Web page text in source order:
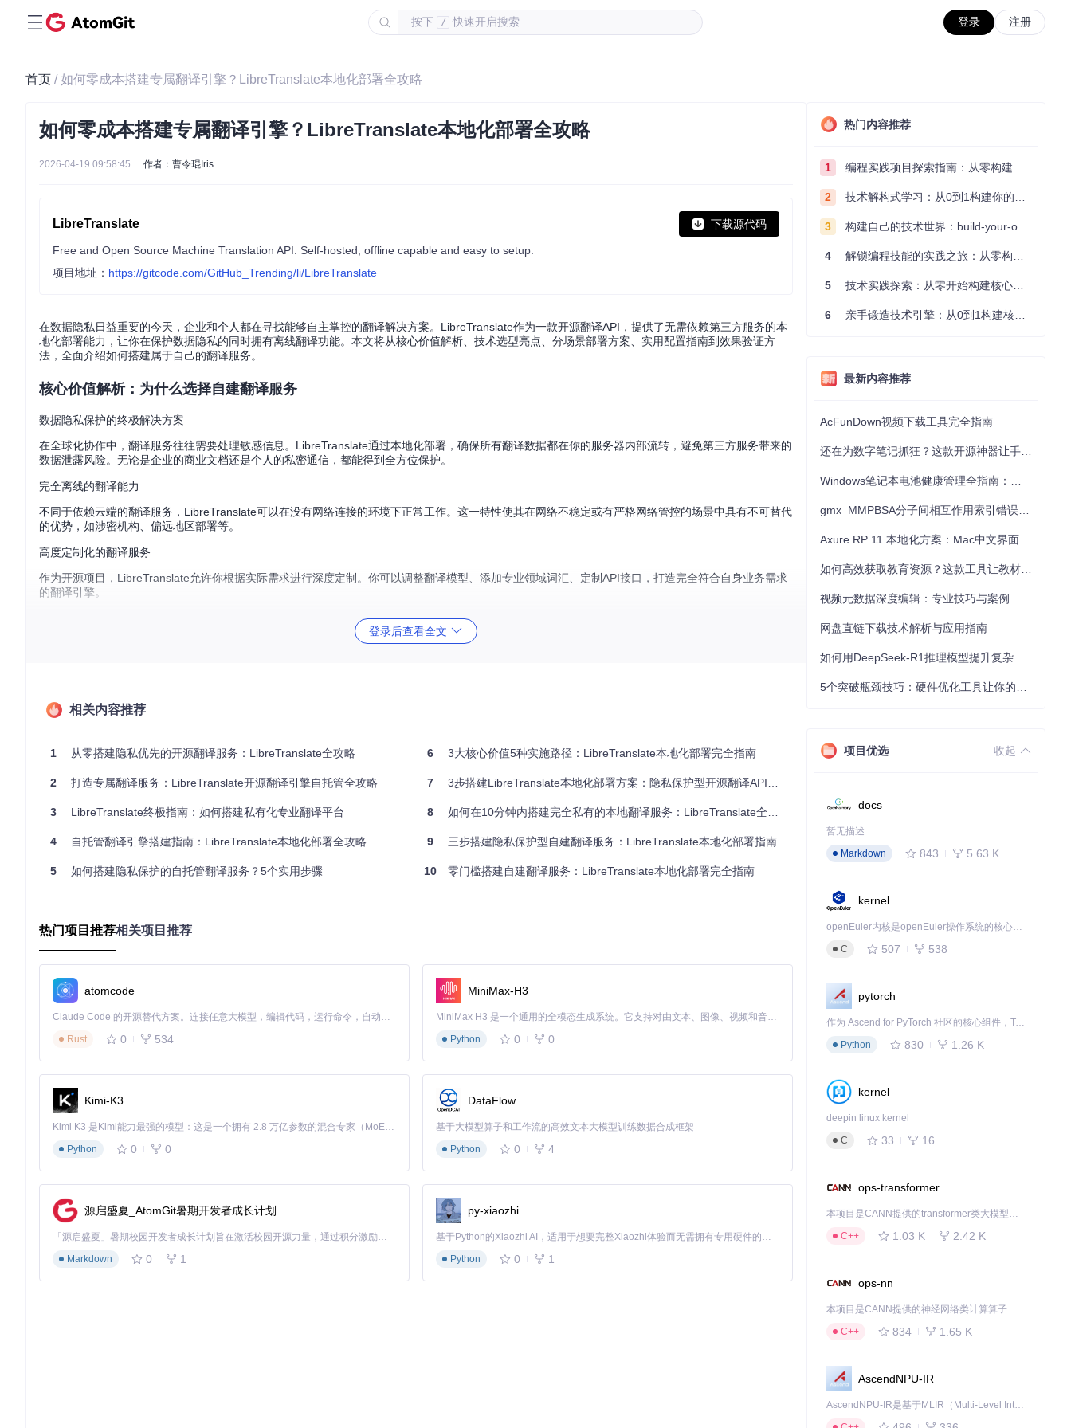
按下 / 快速开启搜索 登录 注册
首页 / 如何零成本搭建专属翻译引擎？LibreTranslate本地化部署全攻略
如何零成本搭建专属翻译引擎？LibreTranslate本地化部署全攻略
2026-04-19 09:58:45 作者：曹令琨Iris
LibreTranslate 下载源代码
Free and Open Source Machine Translation API. Self-hosted, offline capable and easy to setup.
项目地址： https://gitcode.com/GitHub_Trending/li/LibreTranslate
在数据隐私日益重要的今天，企业和个人都在寻找能够自主掌控的翻译解决方案。LibreTranslate作为一款开源翻译API，提供了无需依赖第三方服务的本
地化部署能力，让你在保护数据隐私的同时拥有离线翻译功能。本文将从核心价值解析、技术选型亮点、分场景部署方案、实用配置指南到效果验证方
法，全面介绍如何搭建属于自己的翻译服务。
核心价值解析：为什么选择自建翻译服务
数据隐私保护的终极解决方案
在全球化协作中，翻译服务往往需要处理敏感信息。LibreTranslate通过本地化部署，确保所有翻译数据都在你的服务器内部流转，避免第三方服务带来的
数据泄露风险。无论是企业的商业文档还是个人的私密通信，都能得到全方位保护。
完全离线的翻译能力
不同于依赖云端的翻译服务，LibreTranslate可以在没有网络连接的环境下正常工作。这一特性使其在网络不稳定或有严格网络管控的场景中具有不可替代
的优势，如涉密机构、偏远地区部署等。
高度定制化的翻译服务
作为开源项目，LibreTranslate允许你根据实际需求进行深度定制。你可以调整翻译模型、添加专业领域词汇、定制API接口，打造完全符合自身业务需求
的翻译引擎。
Python：作为核心开发语言，提供了丰富的库支持和良好的跨平台性
可选增强模块
根据实际需求，你可以选择以下增强模块：
Docker：容器化部署，简化环境配置和版本管理
Redis：缓存机制，减少重复翻译请求的处理时间
分场景部署方案：从个人到企业的全场景覆盖
适合个人学习和小型项目使用，5分钟即可完成部署：
# 安装LibreTranslate
[!TIP] 首次运行会自动下载基础翻译模型，根据网络情况可能需要几分钟时间。
企业级Docker部署
适合团队协作和生产环境，提供更好的可维护性和扩展性：
# 进入项目目录
使用Docker Compose启动服务
登录后查看全文
相关内容推荐
1 从零搭建隐私优先的开源翻译服务：LibreTranslate全攻略
2 打造专属翻译服务：LibreTranslate开源翻译引擎自托管全攻略
3 LibreTranslate终极指南：如何搭建私有化专业翻译平台
4 自托管翻译引擎搭建指南：LibreTranslate本地化部署全攻略
5 如何搭建隐私保护的自托管翻译服务？5个实用步骤
6 3大核心价值5种实施路径：LibreTranslate本地化部署完全指南
7 3步搭建LibreTranslate本地化部署方案：隐私保护型开源翻译API实践指南
8 如何在10分钟内搭建完全私有的本地翻译服务：LibreTranslate全攻略
9 三步搭建隐私保护型自建翻译服务：LibreTranslate本地化部署指南
10 零门槛搭建自建翻译服务：LibreTranslate本地化部署完全指南
热门项目推荐相关项目推荐
atomcode
Claude Code 的开源替代方案。连接任意大模型，编辑代码，运行命令，自动验证 — 全自动执行。用 Rust 构建，极致性能。 ｜ An open-source alternative to Claude Code. Connect any LLM, edit code, run commands, and verify changes — autonomously. Built in Rust for speed. Get Started
Rust
0 534
MiniMax-H3
MiniMax H3 是一个通用的全模态生成系统。它支持对由文本、图像、视频和音频组成的多模态上下文进行统一理解，并能生成分辨率高达 2K、时长可达 15 秒的带原生立体声音频的视频。得益于面向任务泛化的系统设计，H3 在预训练阶段就已具备广泛的多模态上下文理解与生成能力，能够出色地执行复杂的多模态指令。
Python
0 0
Kimi-K3
Kimi K3 是Kimi能力最强的模型：这是一个拥有 2.8 万亿参数的混合专家（MoE）模型，具备原生视觉理解能力，并支持 100 万 token 的上下文窗口。
Python
0 0
DataFlow
基于大模型算子和工作流的高效文本大模型训练数据合成框架
Python
0 4
源启盛夏_AtomGit暑期开发者成长计划
「源启盛夏」暑期校园开发者成长计划旨在激活校园开源力量，通过积分激励、认证扶持、资源倾斜等形式，引导高校组织和开发者完成「入驻 — 建项目 — 做贡献 — 获认证 — 得资源」的完整闭环。无论你是想带领社团入驻平台的组织者，还是希望用代码贡献证明自己的开发者，都能在这里找到属于你的成长路径。
Markdown
0 1
py-xiaozhi
基于Python的Xiaozhi AI，适用于想要完整Xiaozhi体验而无需拥有专用硬件的用户。
Python
0 1
热门内容推荐
1 编程实践项目探索指南：从零构建技术能力体系
2 技术解构式学习：从0到1构建你的编程知识体系
3 构建自己的技术世界：build-your-own-x项目的实践探索指南
4 解锁编程技能的实践之旅：从零构建你的技术世界
5 技术实践探索：从零开始构建核心系统的实践指南
6 亲手锻造技术引擎：从0到1构建核心系统的实践指南
最新内容推荐
AcFunDown视频下载工具完全指南
视频元数据深度编辑：专业技巧与案例
网盘直链下载技术解析与应用指南
项目优选 收起
docs
暂无描述
Markdown
843 5.63 K
kernel
openEuler内核是openEuler操作系统的核心，既是系统性能与稳定性的基石，也是连接处理器、设备与服务的桥梁。
C
507 538
pytorch
作为 Ascend for PyTorch 社区的核心组件，TorchNPU 是昇腾专为 PyTorch 打造的深度学习适配插件，使 PyTorch 框架能够直接调用昇腾 NPU，为开发者提供昇腾 AI 处理器的超强算力。
Python
830 1.26 K
kernel
deepin linux kernel
C
33 16
ops-transformer
本项目是CANN提供的transformer类大模型算子库，实现网络在NPU上加速计算。
C++
1.03 K 2.42 K
ops-nn
本项目是CANN提供的神经网络类计算算子库，实现网络在NPU上加速计算。
C++
834 1.65 K
AscendNPU-IR
AscendNPU-IR是基于MLIR（Multi-Level Intermediate Representation）构建的，面向昇腾亲和算子编译时使用的中间表示，提供昇腾完备表达能力，通过编译优化提升昇腾AI处理器计算效率，支持通过生态框架使能昇腾AI处理器与深度调优